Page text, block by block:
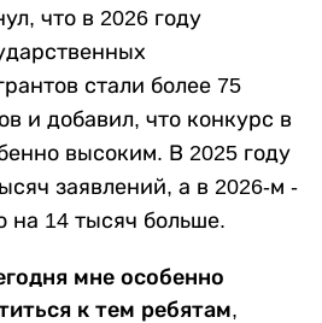
что в 2026 году
стали более 75
и добавил, что конкурс в
высоким. В 2025 году
заявлений, а в 2026-м -
на 14 тысяч больше.
мне особенно
к тем ребятам,